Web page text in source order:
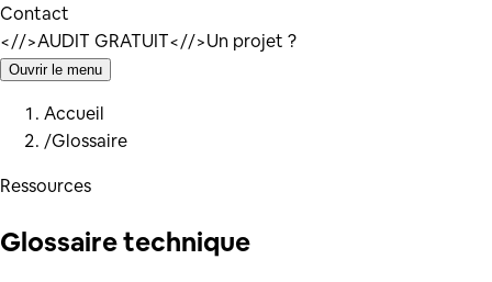
Contact
<//>AUDIT GRATUIT<//>Un projet ?
Ouvrir le menu
Accueil
/Glossaire
Ressources
Glossaire technique